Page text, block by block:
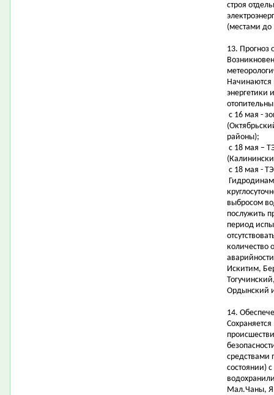
строя
(местами до
13. Прогноз
Начинаются
энергетики
с 16 мая -
районы);
с 18 мая –
с 18 мая -
выбросом
послужить
период
количество
Искитим,
Ордынский
14.
средствами
состоянии)
Мал.Чаны,